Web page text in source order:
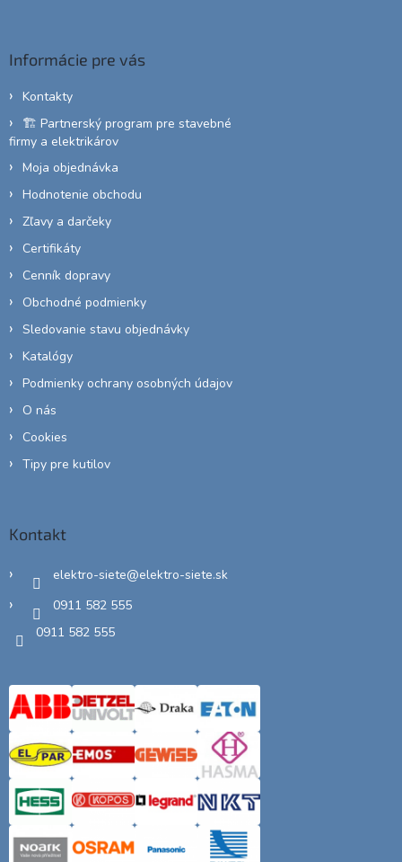
Informácie pre vás
Kontakty
🏗️ Partnerský program pre stavebné
firmy a elektrikárov
Moja objednávka
Hodnotenie obchodu
Zľavy a darčeky
Certifikáty
Cenník dopravy
Obchodné podmienky
Sledovanie stavu objednávky
Katalógy
Podmienky ochrany osobných údajov
O nás
Cookies
Tipy pre kutilov
Kontakt
elektro-siete@elektro-siete.sk
0911 582 555
0911 582 555